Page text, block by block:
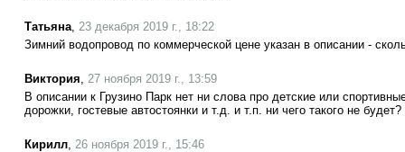
Татьяна, 23 декабря 2019 г., 18:22
Зимний водопровод по коммерческой цене указан в описании -
Виктория, 27 ноября 2019 г., 13:59
В описании к Грузино Парк нет ни слова про детские или
дорожки, гостевые автостоянки и т.д. и т.п. ни чего такого не будет?
Кирилл, 26 ноября 2019 г., 15:46